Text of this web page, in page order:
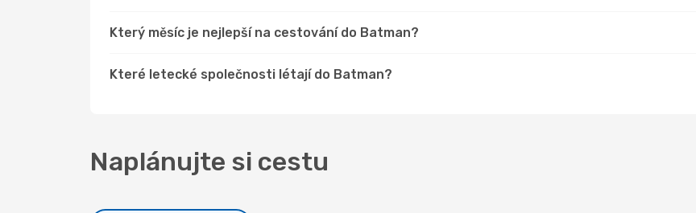
Který měsíc je nejlepší na cestování do Batman?
Které letecké společnosti létají do Batman?
Naplánujte si cestu